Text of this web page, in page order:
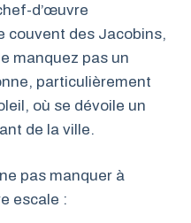
d’œuvre
couvent des Jacobins,
manquez pas un
particulièrement
où se dévoile un
de la ville.
pas manquer à
escale :